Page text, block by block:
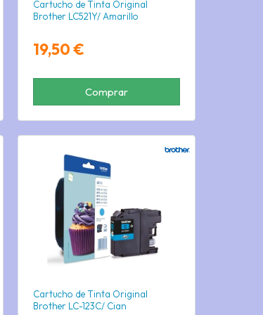
Cartucho de Tinta Original
Brother LC521Y/ Amarillo
19,50 €
Comprar
Cartucho de Tinta Original
Brother LC-123C/ Cian